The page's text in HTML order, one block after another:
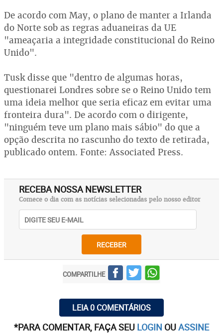
De acordo com May, o plano de manter a Irlanda
do Norte sob as regras aduaneiras da UE
"ameaçaria a integridade constitucional do Reino
Unido".
Tusk disse que "dentro de algumas horas,
questionarei Londres sobre se o Reino Unido tem
uma ideia melhor que seria eficaz em evitar uma
fronteira dura". De acordo com o dirigente,
"ninguém teve um plano mais sábio" do que a
opção descrita no rascunho do texto de retirada,
publicado ontem. Fonte: Associated Press.
RECEBA NOSSA NEWSLETTER
Comece o dia com as notícias selecionadas pelo nosso editor
RECEBER
COMPARTILHE
LEIA 0 COMENTÁRIOS
*PARA COMENTAR, FAÇA SEU LOGIN OUASSINE